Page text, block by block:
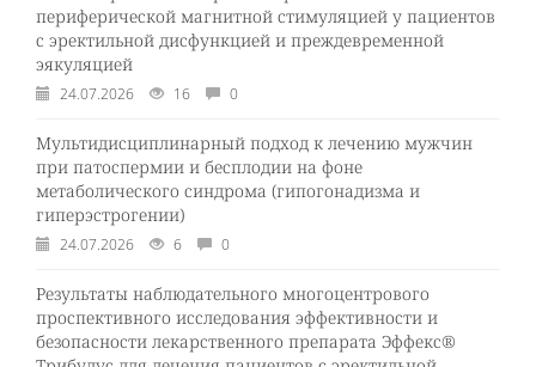
периферической магнитной стимуляцией у пациентов
с эректильной дисфункцией и преждевременной
эякуляцией
24.07.2026 16 0
Мультидисциплинарный подход к лечению мужчин
при патоспермии и бесплодии на фоне
метаболического синдрома (гипогонадизма и
гиперэстрогении)
24.07.2026 6 0
Результаты наблюдательного многоцентрового
проспективного исследования эффективности и
безопасности лекарственного препарата Эффекс®